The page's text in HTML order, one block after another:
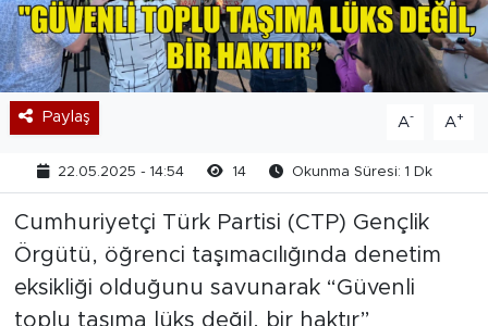
Paylaş A- A+
22.05.2025 - 14:54 14 Okunma Süresi: 1 Dk
Cumhuriyetçi Türk Partisi (CTP) Gençlik
Örgütü, öğrenci taşımacılığında denetim
eksikliği olduğunu savunarak “Güvenli
toplu taşıma lüks değil, bir haktır”